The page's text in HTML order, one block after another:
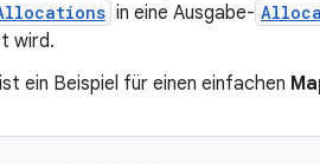
in eine Ausgabe-
wird.
ein Beispiel für einen einfachen